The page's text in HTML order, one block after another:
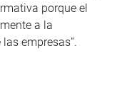
porque el
a la
empresas”.